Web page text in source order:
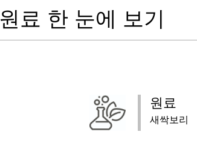
원료 한 눈에 보기
원료
새싹보리